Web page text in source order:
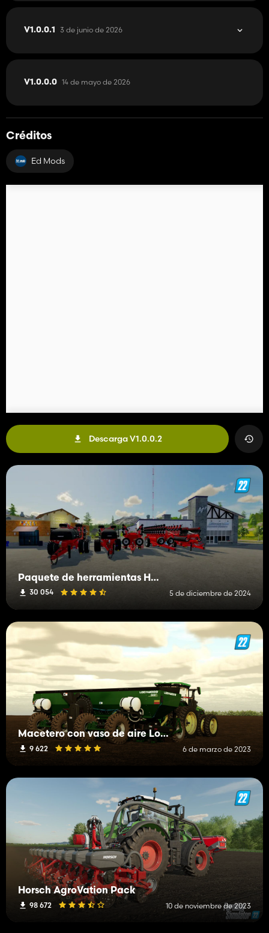
V1.0.0.1 3 de junio de 2026
V1.0.0.0 14 de mayo de 2026
Créditos
Ed Mods
Descarga V1.0.0.2
Paquete de herramientas Horsch
30 054 5 de diciembre de 2024
Macetero con vaso de aire Lockwood 608
9 622 6 de marzo de 2023
Horsch AgroVation Pack
98 672 10 de noviembre de 2023